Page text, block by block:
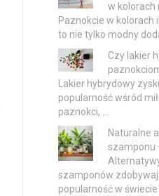
w kolorach
Paznokcie w kolorach
to nie tylko modny
Czy lakier
Lakier hybrydowy
popularność wśród
paznokci, …
Naturalne
szamponu
szamponów
popularność w świecie